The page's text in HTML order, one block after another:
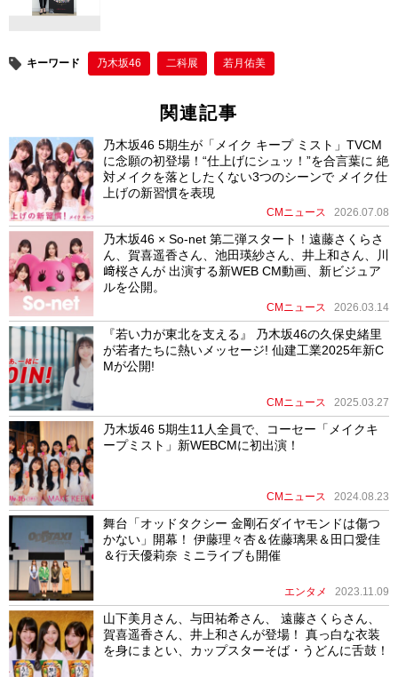
o
k
キーワード 乃木坂46 二科展 若月佑美
関連記事
乃木坂46 5期生が「メイク キープ ミスト」TVCM
に念願の初登場！“仕上げにシュッ！”を合言葉に 絶
対メイクを落としたくない3つのシーンで メイク仕
上げの新習慣を表現
CMニュース 2026.07.08
乃木坂46 × So-net 第二弾スタート！遠藤さくらさ
ん、賀喜遥香さん、池田瑛紗さん、井上和さん、川
﨑桜さんが 出演する新WEB CM動画、新ビジュア
ルを公開。
CMニュース 2026.03.14
『若い力が東北を支える』 乃木坂46の久保史緒里
が若者たちに熱いメッセージ! 仙建工業2025年新C
Mが公開!
CMニュース 2025.03.27
乃木坂46 5期生11人全員で、コーセー「メイクキ
ープミスト」新WEBCMに初出演！
CMニュース 2024.08.23
舞台「オッドタクシー ⾦剛⽯ダイヤモンドは傷つ
かない」開幕！ 伊藤理々杏＆佐藤璃果＆⽥⼝愛佳
＆⾏天優莉奈 ミニライブも開催
エンタメ 2023.11.09
山下美月さん、与田祐希さん、 遠藤さくらさん、
賀喜遥香さん、井上和さんが登場！ 真っ白な衣装
を身にまとい、カップスターそば・うどんに舌鼓！